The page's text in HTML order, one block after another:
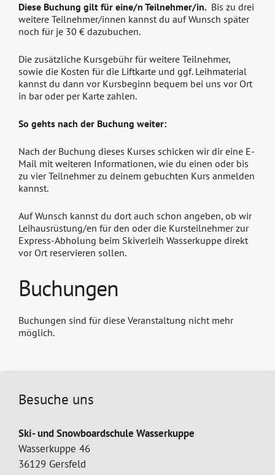
Diese Buchung gilt für eine/n Teilnehmer/in. Bis zu drei
weitere Teilnehmer/innen kannst du auf Wunsch später
noch für je 30 € dazubuchen.
Die zusätzliche Kursgebühr für weitere Teilnehmer,
sowie die Kosten für die Liftkarte und ggf. Leihmaterial
kannst du dann vor Kursbeginn bequem bei uns vor Ort
in bar oder per Karte zahlen.
So gehts nach der Buchung weiter:
Nach der Buchung dieses Kurses schicken wir dir eine E-
Mail mit weiteren Informationen, wie du einen oder bis
zu vier Teilnehmer zu deinem gebuchten Kurs anmelden
kannst.
Auf Wunsch kannst du dort auch schon angeben, ob wir
Leihausrüstung/en für den oder die Kursteilnehmer zur
Express-Abholung beim Skiverleih Wasserkuppe direkt
vor Ort reservieren sollen.
Buchungen
Buchungen sind für diese Veranstaltung nicht mehr
möglich.
Besuche uns
Ski- und Snowboardschule Wasserkuppe
Wasserkuppe 46
36129 Gersfeld